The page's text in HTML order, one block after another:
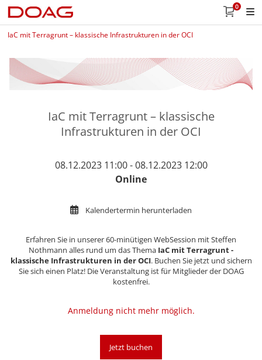
0
IaC mit Terragrunt – klassische Infrastrukturen in der OCI
IaC mit Terragrunt – klassische
Infrastrukturen in der OCI
08.12.2023 11:00 - 08.12.2023 12:00
Online
Kalendertermin herunterladen
Erfahren Sie in unserer 60-minütigen WebSession mit Steffen
Nothmann alles rund um das Thema IaC mit Terragrunt -
klassische Infrastrukturen in der OCI. Buchen Sie jetzt und sichern
Sie sich einen Platz! Die Veranstaltung ist für Mitglieder der DOAG
kostenfrei.
Anmeldung nicht mehr möglich.
Jetzt buchen